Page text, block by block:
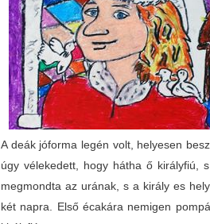
A deák jóforma legén volt, helyesen
úgy vélekedett, hogy hátha ő királyfiú,
megmondta az urának, s a király es
két napra. Első écakára nemigen